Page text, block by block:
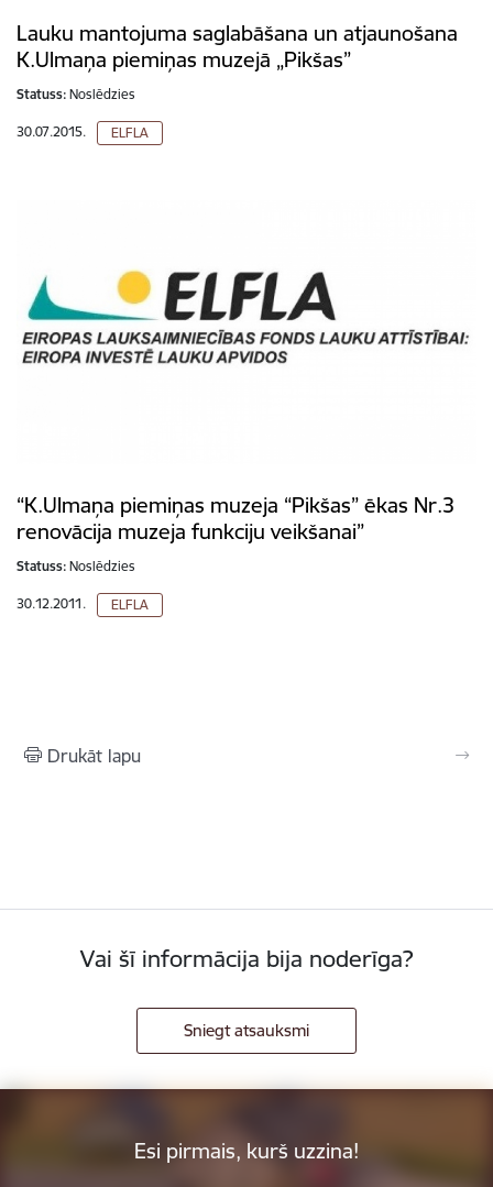
Lauku mantojuma saglabāšana un atjaunošana
K.Ulmaņa piemiņas muzejā „Pikšas”
Statuss: Noslēdzies
30.07.2015. ELFLA
“K.Ulmaņa piemiņas muzeja “Pikšas” ēkas Nr.3
renovācija muzeja funkciju veikšanai”
Statuss: Noslēdzies
30.12.2011. ELFLA
Drukāt lapu
Vai šī informācija bija noderīga?
Sniegt atsauksmi
Esi pirmais, kurš uzzina!